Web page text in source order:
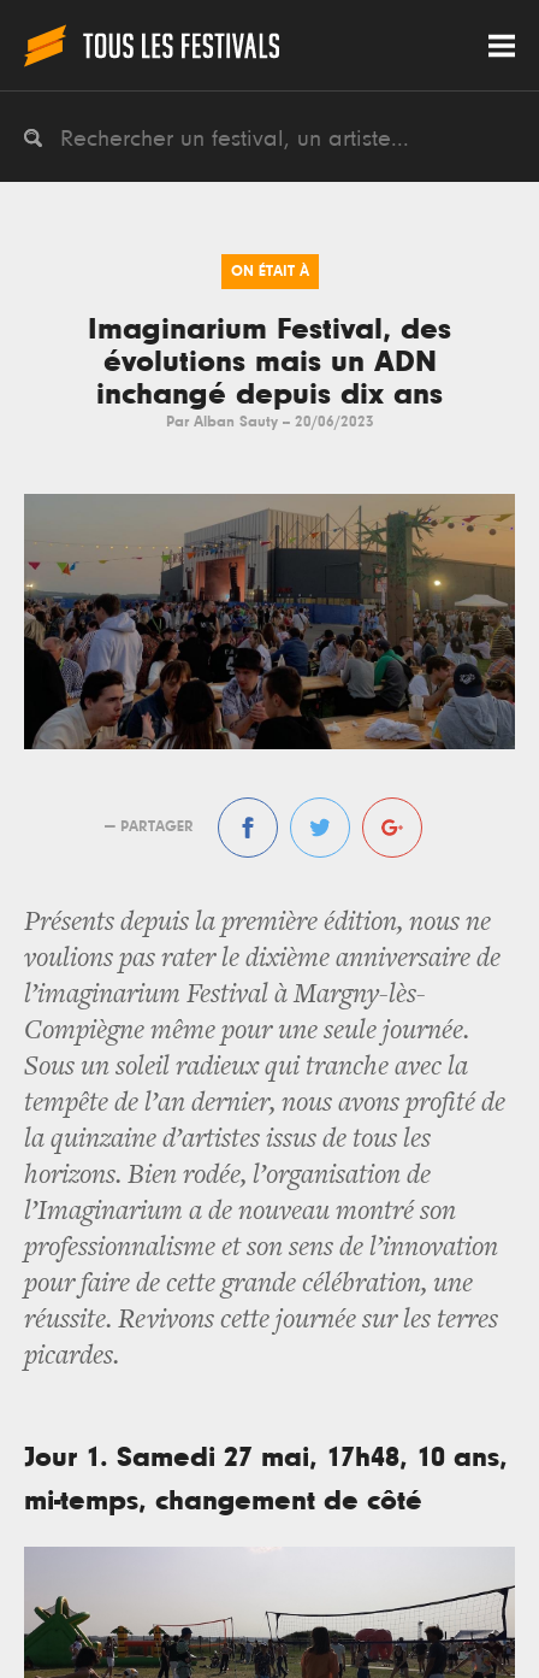
ON ÉTAIT À
Imaginarium Festival, des
évolutions mais un ADN
inchangé depuis dix ans
Par Alban Sauty -- 20/06/2023
— PARTAGER
Présents depuis la première édition, nous ne
voulions pas rater le dixième anniversaire de
l’imaginarium Festival à Margny-lès-
Compiègne même pour une seule journée.
Sous un soleil radieux qui tranche avec la
tempête de l’an dernier, nous avons profité de
la quinzaine d’artistes issus de tous les
horizons. Bien rodée, l’organisation de
l’Imaginarium a de nouveau montré son
professionnalisme et son sens de l’innovation
pour faire de cette grande célébration, une
réussite. Revivons cette journée sur les terres
picardes.
Jour 1. Samedi 27 mai, 17h48, 10 ans,
mi-temps, changement de côté